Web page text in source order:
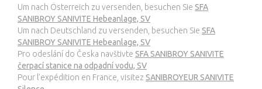
Um nach Österreich zu versenden, besuchen Sie SFA
SANIBROY SANIVITE Hebeanlage, SV
Um nach Deutschland zu versenden, besuchen Sie SFA
SANIBROY SANIVITE Hebeanlage, SV
Pro odeslání do Česka navštivte SFA SANIBROY SANIVITE
čerpací stanice na odpadní vodu, SV
Pour l’expédition en France, visitez SANIBROYEUR SANIVITE